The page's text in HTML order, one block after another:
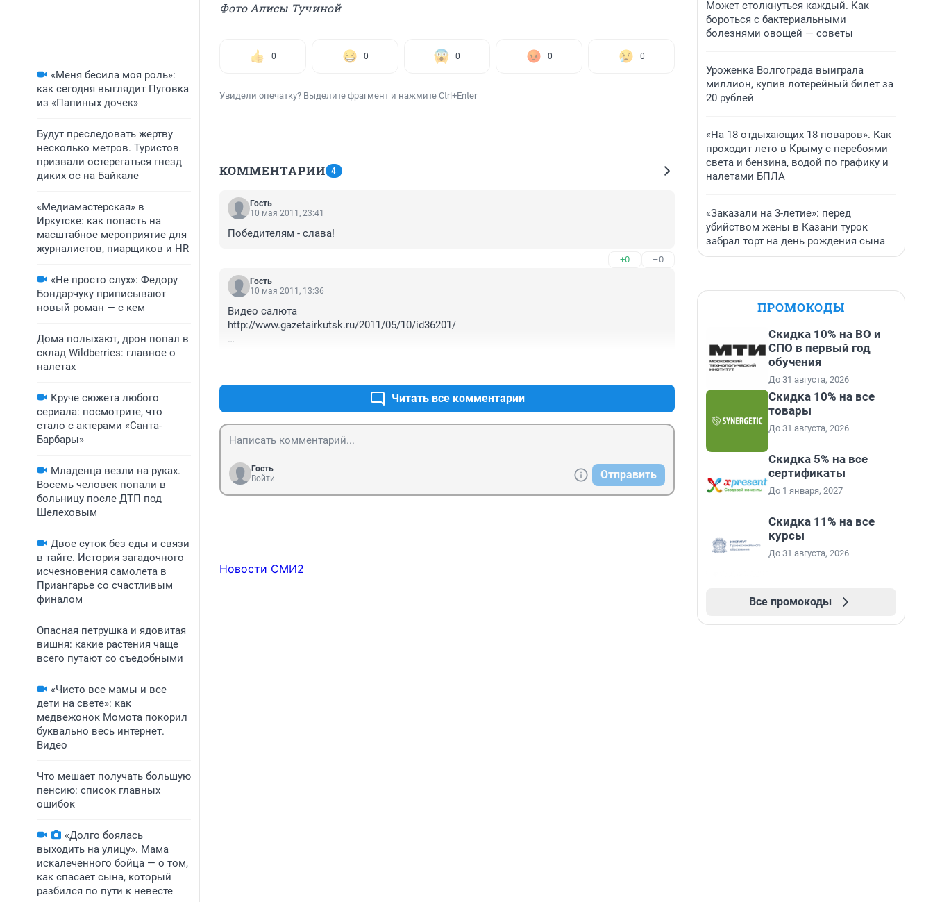
«Меня бесила моя роль»:
как сегодня выглядит Пуговка
из «Папиных дочек»
Будут преследовать жертву
несколько метров. Туристов
призвали остерегаться гнезд
диких ос на Байкале
«Медиамастерская» в
Иркутске: как попасть на
масштабное мероприятие для
журналистов, пиарщиков и HR
«Не просто слух»: Федору
Бондарчуку приписывают
новый роман — с кем
Дома полыхают, дрон попал в
склад Wildberries: главное о
налетах
Круче сюжета любого
сериала: посмотрите, что
стало с актерами «Санта-
Барбары»
Младенца везли на руках.
Восемь человек попали в
больницу после ДТП под
Шелеховым
Двое суток без еды и связи
в тайге. История загадочного
исчезновения самолета в
Приангарье со счастливым
финалом
Опасная петрушка и ядовитая
вишня: какие растения чаще
всего путают со съедобными
«Чисто все мамы и все
дети на свете»: как
медвежонок Момота покорил
буквально весь интернет.
Видео
Что мешает получать большую
пенсию: список главных
ошибок
«Долго боялась
выходить на улицу». Мама
искалеченного бойца — о том,
как спасает сына, который
разбился по пути к невесте
Фото Алисы Тучиной
0 0 0 0 0
Увидели опечатку? Выделите фрагмент и нажмите Ctrl+Enter
КОММЕНТАРИИ 4
Гость
10 мая 2011, 23:41
Победителям - слава!
+0 –0
Гость
10 мая 2011, 13:36
Видео салюта
http://www.gazetairkutsk.ru/2011/05/10/id36201/
Читать все комментарии
Гость
Войти
Отправить
Новости СМИ2
Может столкнуться каждый. Как
бороться с бактериальными
болезнями овощей — советы
Уроженка Волгограда выиграла
миллион, купив лотерейный билет за
20 рублей
«На 18 отдыхающих 18 поваров». Как
проходит лето в Крыму с перебоями
света и бензина, водой по графику и
налетами БПЛА
«Заказали на 3-летие»: перед
убийством жены в Казани турок
забрал торт на день рождения сына
ПРОМОКОДЫ
Скидка 10% на ВО и
СПО в первый год
обучения
До 31 августа, 2026
Скидка 10% на все
товары
До 31 августа, 2026
Скидка 5% на все
сертификаты
До 1 января, 2027
Скидка 11% на все
курсы
До 31 августа, 2026
Все промокоды